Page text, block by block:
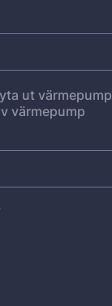
ut värmepump
värmepump